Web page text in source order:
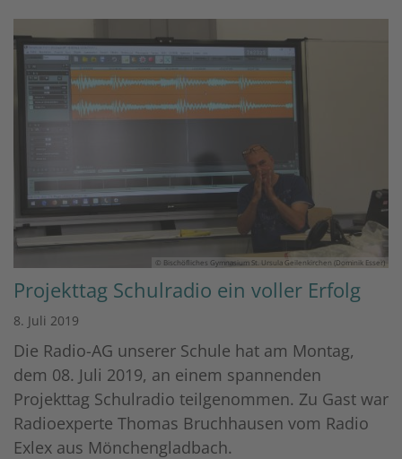
© Bischöfliches Gymnasium St. Ursula Geilenkirchen (Dominik Esser)
Projekttag Schulradio ein voller Erfolg
8. Juli 2019
Die Radio-AG unserer Schule hat am Montag,
dem 08. Juli 2019, an einem spannenden
Projekttag Schulradio teilgenommen. Zu Gast war
Radioexperte Thomas Bruchhausen vom Radio
Exlex aus Mönchengladbach.